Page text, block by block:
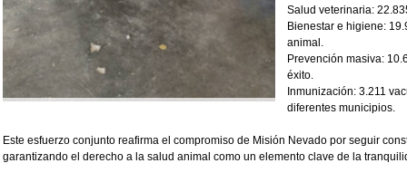
Salud veterinaria:
Bienestar e higiene:
animal.
Prevención masiva:
éxito.
Inmunización: 3.211
diferentes municipios.
Este esfuerzo conjunto reafirma el compromiso de Misión Nevado por seguir
garantizando el derecho a la salud animal como un elemento clave de la